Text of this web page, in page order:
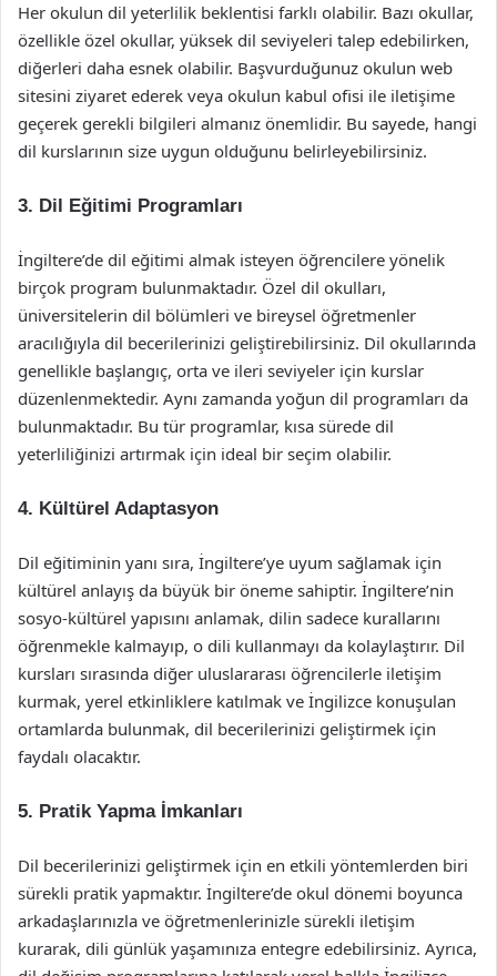
Her okulun dil yeterlilik beklentisi farklı olabilir. Bazı okullar,
özellikle özel okullar, yüksek dil seviyeleri talep edebilirken,
diğerleri daha esnek olabilir. Başvurduğunuz okulun web
sitesini ziyaret ederek veya okulun kabul ofisi ile iletişime
geçerek gerekli bilgileri almanız önemlidir. Bu sayede, hangi
dil kurslarının size uygun olduğunu belirleyebilirsiniz.
3. Dil Eğitimi Programları
İngiltere’de dil eğitimi almak isteyen öğrencilere yönelik
birçok program bulunmaktadır. Özel dil okulları,
üniversitelerin dil bölümleri ve bireysel öğretmenler
aracılığıyla dil becerilerinizi geliştirebilirsiniz. Dil okullarında
genellikle başlangıç, orta ve ileri seviyeler için kurslar
düzenlenmektedir. Aynı zamanda yoğun dil programları da
bulunmaktadır. Bu tür programlar, kısa sürede dil
yeterliliğinizi artırmak için ideal bir seçim olabilir.
4. Kültürel Adaptasyon
Dil eğitiminin yanı sıra, İngiltere’ye uyum sağlamak için
kültürel anlayış da büyük bir öneme sahiptir. İngiltere’nin
sosyo-kültürel yapısını anlamak, dilin sadece kurallarını
öğrenmekle kalmayıp, o dili kullanmayı da kolaylaştırır. Dil
kursları sırasında diğer uluslararası öğrencilerle iletişim
kurmak, yerel etkinliklere katılmak ve İngilizce konuşulan
ortamlarda bulunmak, dil becerilerinizi geliştirmek için
faydalı olacaktır.
5. Pratik Yapma İmkanları
Dil becerilerinizi geliştirmek için en etkili yöntemlerden biri
sürekli pratik yapmaktır. İngiltere’de okul dönemi boyunca
arkadaşlarınızla ve öğretmenlerinizle sürekli iletişim
kurarak, dili günlük yaşamınıza entegre edebilirsiniz. Ayrıca,